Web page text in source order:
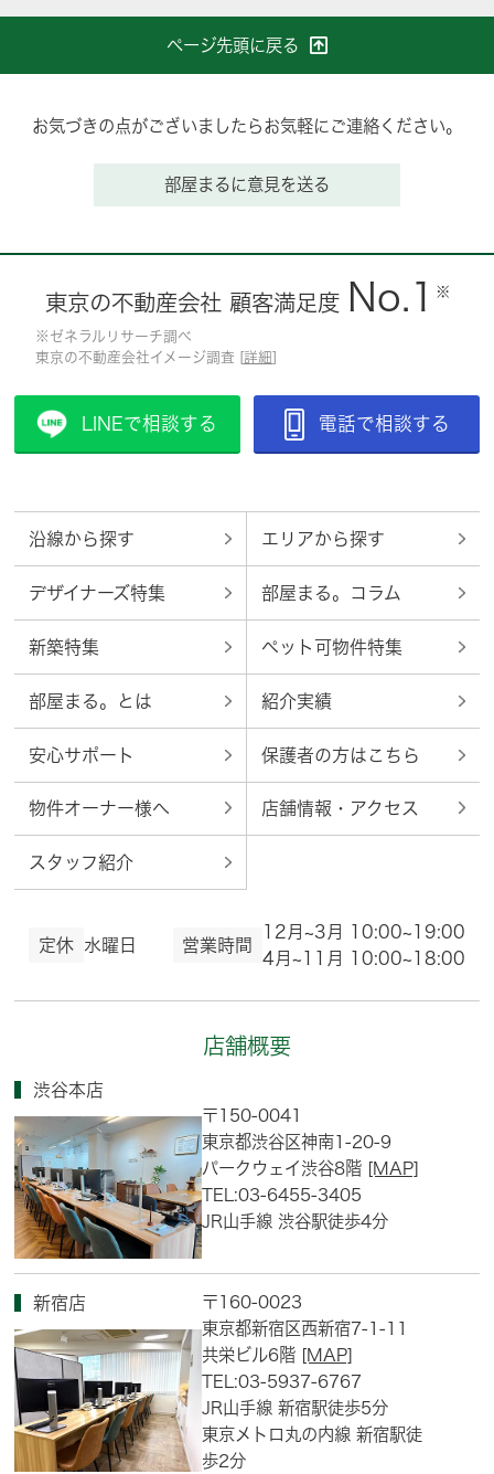
ページ先頭に戻る
お気づきの点がございましたらお気軽にご連絡ください。
部屋まるに意見を送る
東京の不動産会社 顧客満足度 No.1 ※
※ゼネラルリサーチ調べ
東京の不動産会社イメージ調査 [詳細]
LINEで相談する 電話で相談する
沿線から探す エリアから探す
デザイナーズ特集 部屋まる。コラム
新築特集 ペット可物件特集
部屋まる。とは 紹介実績
安心サポート 保護者の方はこちら
物件オーナー様へ 店舗情報・アクセス
スタッフ紹介
定休 水曜日 営業時間
12月~3月 10:00~19:00
4月~11月 10:00~18:00
店舗概要
渋谷本店
〒150-0041
東京都渋谷区神南1-20-9
パークウェイ渋谷8階 [MAP]
TEL:03-6455-3405
JR山手線 渋谷駅徒歩4分
新宿店
〒160-0023
東京都新宿区西新宿7-1-11
共栄ビル6階 [MAP]
TEL:03-5937-6767
JR山手線 新宿駅徒歩5分
東京メトロ丸の内線 新宿駅徒
歩2分